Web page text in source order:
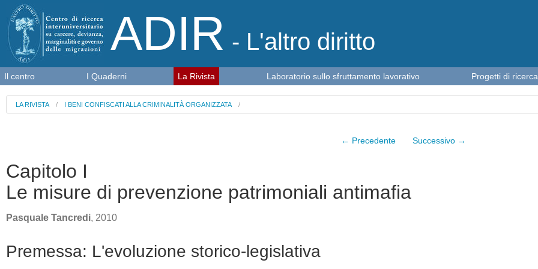
ADIR - L'altro diritto
LA RIVISTA / I BENI CONFISCATI ALLA CRIMINALITÀ ORGANIZZATA/
← Precedente Successivo →
Capitolo I
Le misure di prevenzione patrimoniali antimafia
Pasquale Tancredi, 2010
Premessa: L'evoluzione storico-legislativa
Il centro I Quaderni La Rivista Laboratorio sullo sfruttamento lavorativo Progetti di ricerca